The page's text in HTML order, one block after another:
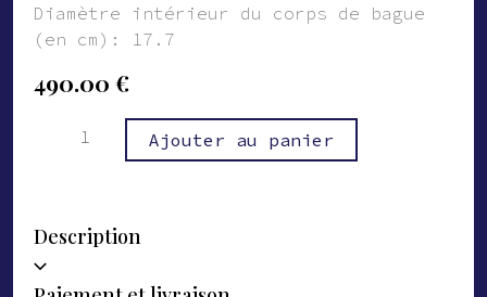
Diamètre intérieur du corps de bague
(en cm): 17.7
490.00 €
quantité
Ajouter au panier
Description